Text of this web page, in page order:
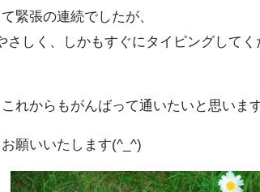
緊張の連続でしたが、
さしく、しかもすぐにタイピングして
れからもがんばって通いたいと思いま
願いいたします(^_^)